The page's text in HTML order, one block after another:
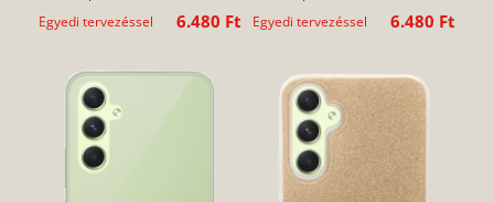
Egyedi tervezéssel 6.480 Ft Egyedi tervezéssel 6.480 Ft